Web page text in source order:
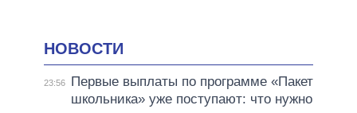
НОВОСТИ
23:56
Первые выплаты по программе «Пакет
школьника» уже поступают: что нужно